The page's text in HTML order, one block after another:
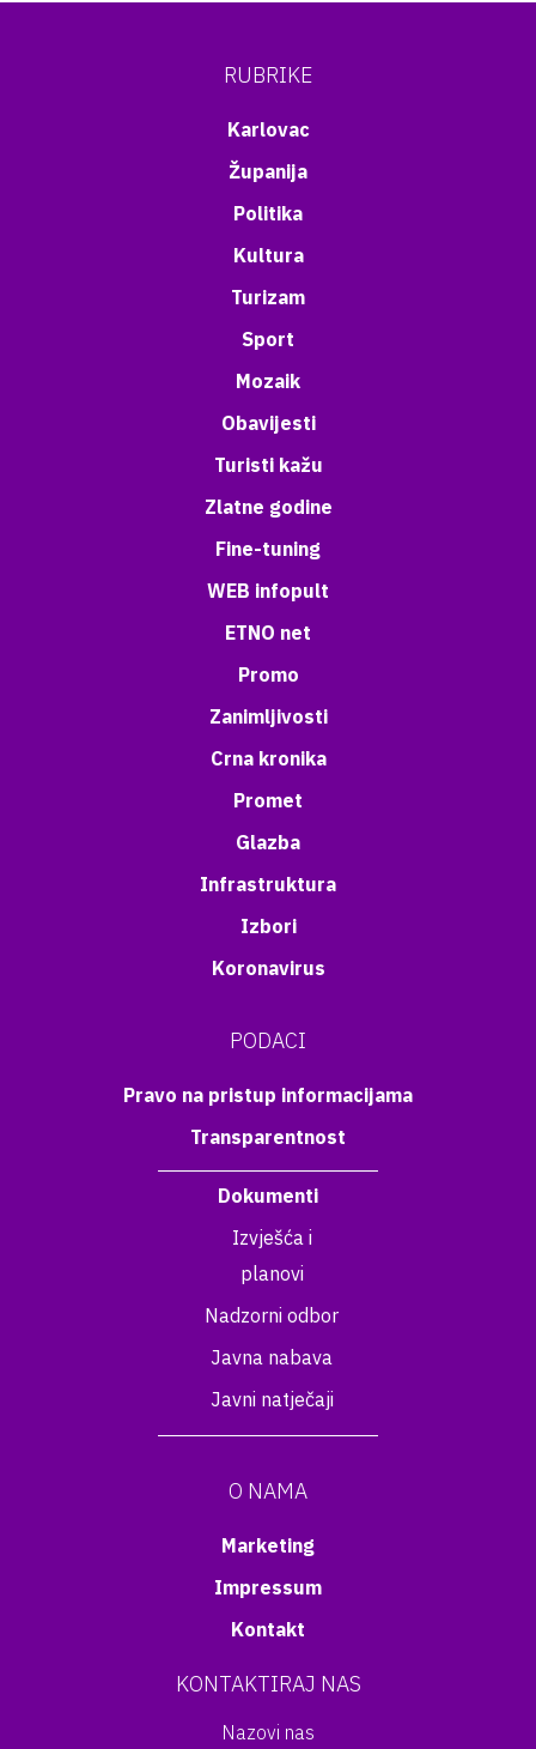
RUBRIKE
Karlovac
Županija
Politika
Kultura
Turizam
Sport
Mozaik
Obavijesti
Turisti kažu
Zlatne godine
Fine-tuning
WEB infopult
ETNO net
Promo
Zanimljivosti
Crna kronika
Promet
Glazba
Infrastruktura
Izbori
Koronavirus
PODACI
Pravo na pristup informacijama
Transparentnost
Dokumenti
Izvješća i
planovi
Nadzorni odbor
Javna nabava
Javni natječaji
O NAMA
Marketing
Impressum
Kontakt
KONTAKTIRAJ NAS
Nazovi nas